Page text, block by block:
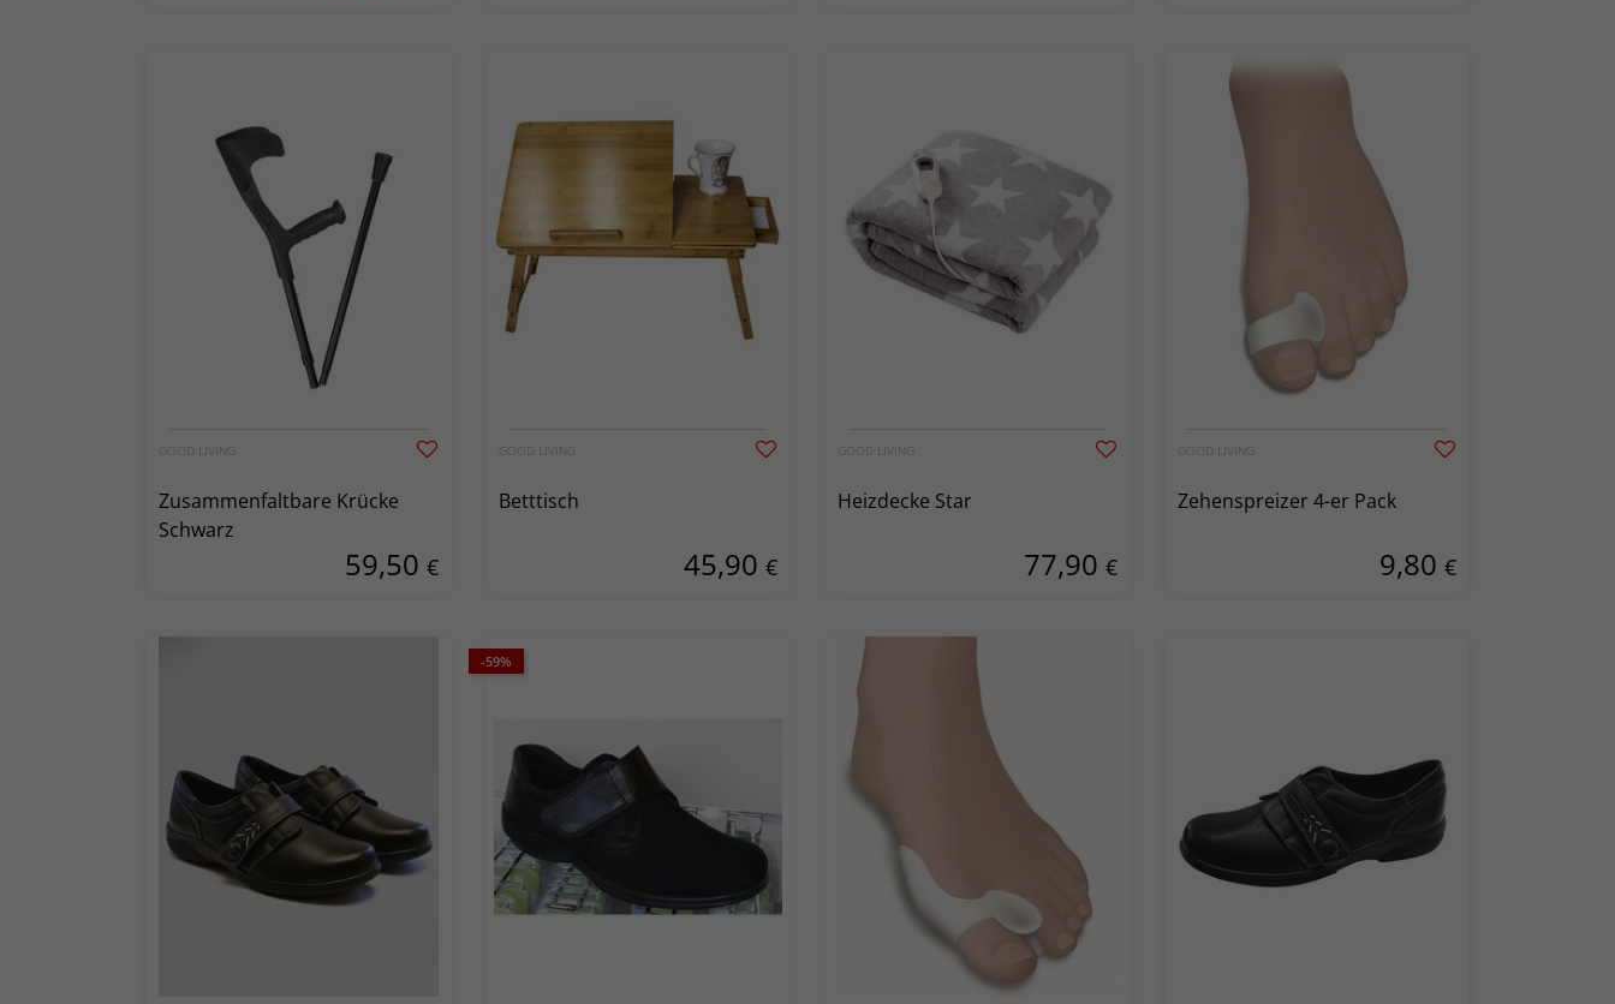
GOOD LIVING
Zusammenfaltbare Krücke
Schwarz
59,50 €
GOOD LIVING
Betttisch
45,90 €
GOOD LIVING
Heizdecke Star
77,90 €
GOOD LIVING
Zehenspreizer 4-er Pack
9,80 €
-59%